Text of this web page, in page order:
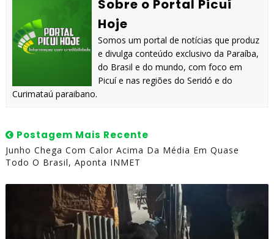
Sobre o Portal Picuí
Hoje
Somos um portal de notícias que produz
e divulga conteúdo exclusivo da Paraíba,
do Brasil e do mundo, com foco em
Picuí e nas regiões do Seridó e do
Curimataú paraibano.
Postagem Mais Recente
Junho Chega Com Calor Acima Da Média Em Quase
Todo O Brasil, Aponta INMET